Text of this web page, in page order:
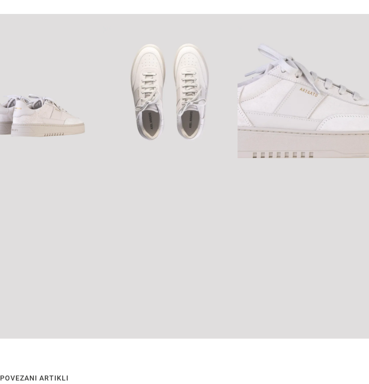
POVEZANI ARTIKLI